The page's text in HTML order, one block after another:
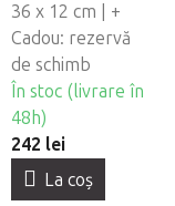
PRANA cu husa -
turcoaz
36 x 12 cm | +
Cadou: rezervă
de schimb
În stoc (livrare în
48h)
242 lei
La coş